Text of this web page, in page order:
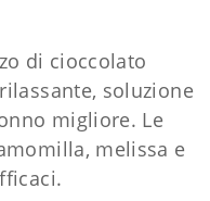
di cioccolato
soluzione
migliore. Le
melissa e